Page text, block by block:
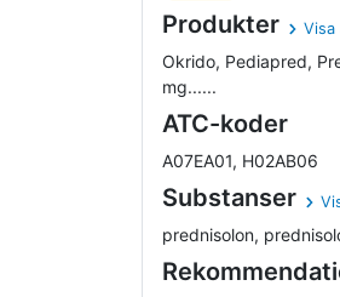
Produkter Visa
Okrido, Pediapred,
mg......
ATC-koder
A07EA01, H02AB06
Substanser
prednisolon,